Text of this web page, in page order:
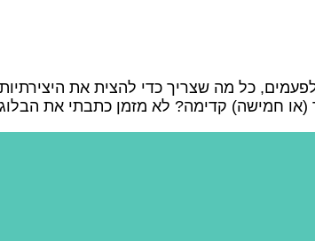
כל מה שצריך כדי להצית את היצירתיות